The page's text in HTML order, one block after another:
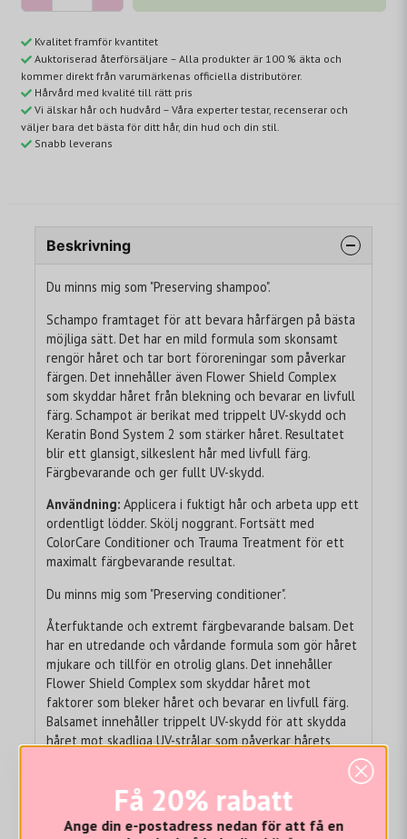
Kvalitet framför kvantitet
Auktoriserad återförsäljare – Alla produkter är 100 % äkta och
kommer direkt från varumärkenas officiella distributörer.
Hårvård med kvalité till rätt pris
Vi älskar hår och hudvård – Våra experter testar, recenserar och
väljer bara det bästa för ditt hår, din hud och din stil.
Snabb leverans
Beskrivning
Du minns mig som "Preserving shampoo".
Schampo framtaget för att bevara hårfärgen på bästa
möjliga sätt. Det har en mild formula som skonsamt
rengör håret och tar bort föroreningar som påverkar
färgen. Det innehåller även Flower Shield Complex
som skyddar håret från blekning och bevarar en livfull
färg. Schampot är berikat med trippelt UV-skydd och
Keratin Bond System 2 som stärker håret. Resultatet
blir ett glansigt, silkeslent hår med livfull färg.
Färgbevarande och ger fullt UV-skydd.
Användning: Applicera i fuktigt hår och arbeta upp ett
ordentligt lödder. Skölj noggrant. Fortsätt med
ColorCare Conditioner och Trauma Treatment för ett
maximalt färgbevarande resultat.
Du minns mig som "Preserving conditioner".
Återfuktande och extremt färgbevarande balsam. Det
har en utredande och vårdande formula som gör håret
mjukare och tillför en otrolig glans. Det innehåller
Flower Shield Complex som skyddar håret mot
faktorer som bleker håret och bevarar en livfull färg.
Balsamet innehåller trippelt UV-skydd för att skydda
håret mot skadliga UV-strålar som påverkar hårets
Användning: Applicera i fuktigt hår efter
schamponering. Massera in i håret och låt verka 1-3
Få 20% rabatt
Ange din e-postadress nedan för att få en